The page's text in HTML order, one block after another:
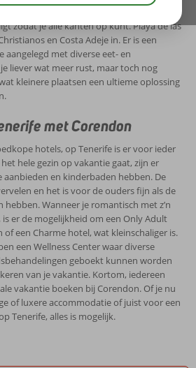
en restaurants. Een groot voordeel is
zodat je alle kanten op kunt. Playa de las
en Costa Adeje in. Er is een
met diverse eet- en
liever wat meer rust, maar toch nog
kleinere plaatsen een ultieme oplossing
met Corendon
hotels, op Tenerife is er voor ieder
hele gezin op vakantie gaat, zijn er
en kinderbaden hebben. De
en het is voor de ouders fijn als de
Wanneer je romantisch met z’n
er de mogelijkheid om een Only Adult
een Charme hotel, wat kleinschaliger is.
een Wellness Center waar diverse
geboekt kunnen worden
van je vakantie. Kortom, iedereen
vakantie boeken bij Corendon. Of je nu
of luxere accommodatie of juist voor een
Tenerife, alles is mogelijk.